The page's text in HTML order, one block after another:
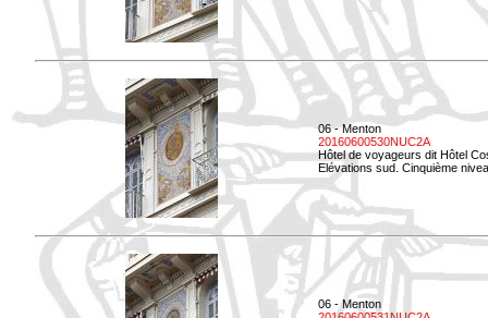
06 - Menton
20160600530NUC2A
Hôtel de voyageurs dit Hôtel
Elévations sud. Cinquième
06 - Menton